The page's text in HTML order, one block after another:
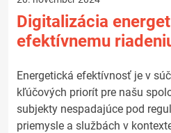
Digitalizácia
efektívnemu
Energetická efektívnosť je v
kľúčových priorít pre našu
subjekty nespadajúce pod
priemysle a službách v